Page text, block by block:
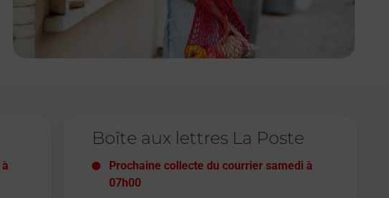
à
Boîte aux lettres La Poste
Prochaine collecte du courriersamedi à
07h00